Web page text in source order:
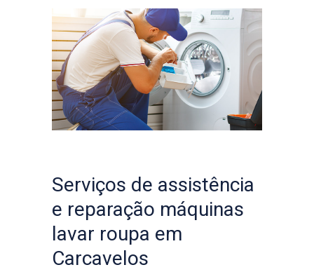
Serviços de assistência
e reparação máquinas
lavar roupa em
Carcavelos